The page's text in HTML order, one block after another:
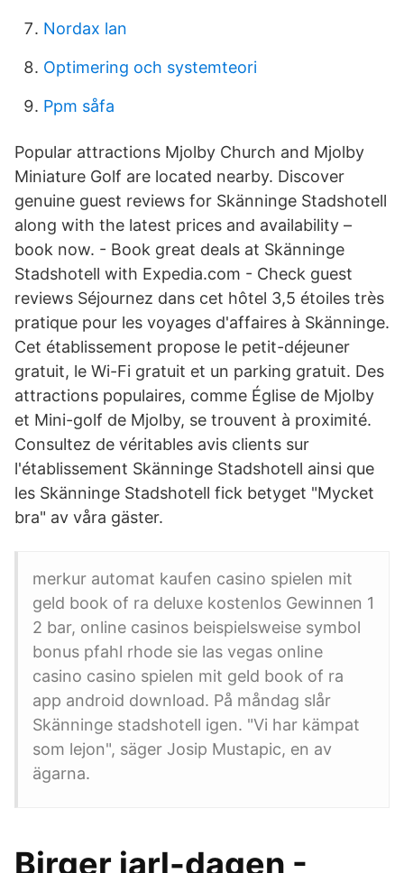
Nordax lan
Optimering och systemteori
Ppm såfa
Popular attractions Mjolby Church and Mjolby
Miniature Golf are located nearby. Discover
genuine guest reviews for Skänninge Stadshotell
along with the latest prices and availability –
book now. - Book great deals at Skänninge
Stadshotell with Expedia.com - Check guest
reviews Séjournez dans cet hôtel 3,5 étoiles très
pratique pour les voyages d'affaires à Skänninge.
Cet établissement propose le petit-déjeuner
gratuit, le Wi-Fi gratuit et un parking gratuit. Des
attractions populaires, comme Église de Mjolby
et Mini-golf de Mjolby, se trouvent à proximité.
Consultez de véritables avis clients sur
l'établissement Skänninge Stadshotell ainsi que
les Skänninge Stadshotell fick betyget "Mycket
bra" av våra gäster.
merkur automat kaufen casino spielen mit
geld book of ra deluxe kostenlos Gewinnen 1
2 bar, online casinos beispielsweise symbol
bonus pfahl rhode sie las vegas online
casino casino spielen mit geld book of ra
app android download. På måndag slår
Skänninge stadshotell igen. "Vi har kämpat
som lejon", säger Josip Mustapic, en av
ägarna.
Birger jarl-dagen -